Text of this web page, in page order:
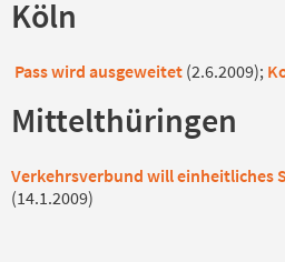
Köln
Pass wird ausgeweitet (2.6.2009);
Mittelthüringen
Verkehrsverbund will einheitliches
(14.1.2009)